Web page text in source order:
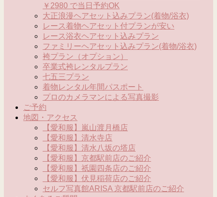
￥2980 で当日予約OK
大正浪漫ヘアセット込みプラン(着物/浴衣)
レース着物ヘアセット付プランが安い
レース浴衣ヘアセット込みプラン
ファミリーヘアセット込みプラン(着物/浴衣)
袴プラン（オプション）
卒業式袴レンタルプラン
七五三プラン
着物レンタル年間パスポート
プロのカメラマンによる写真撮影
ご予約
地図・アクセス
【愛和服】嵐山渡月橋店
【愛和服】清水寺店
【愛和服】清水八坂の塔店
【愛和服】京都駅前店のご紹介
【愛和服】祇園四条店のご紹介
【愛和服】伏見稲荷店のご紹介
セルフ写真館ARISA 京都駅前店のご紹介